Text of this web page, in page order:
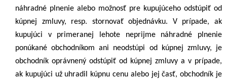
náhradné plnenie alebo možnosť pre kupujúceho odstúpiť od
kúpnej zmluvy, resp. stornovať objednávku. V prípade, ak
kupujúci v primeranej lehote neprijme náhradné plnenie
ponúkané obchodníkom ani neodstúpi od kúpnej zmluvy, je
obchodník oprávnený odstúpiť od kúpnej zmluvy a v prípade,
ak kupujúci už uhradil kúpnu cenu alebo jej časť, obchodník je